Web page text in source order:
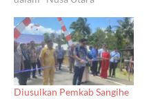
Diusulkan Pemkab Sangihe